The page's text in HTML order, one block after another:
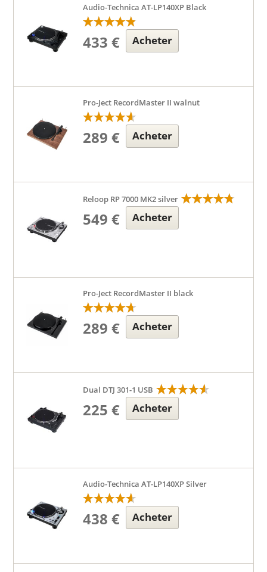
Audio-Technica AT-LP140XP Black
433 € Acheter
Pro-Ject RecordMaster II walnut
289 € Acheter
Reloop RP 7000 MK2 silver
549 € Acheter
Pro-Ject RecordMaster II black
289 € Acheter
Dual DTJ 301-1 USB
225 € Acheter
Audio-Technica AT-LP140XP Silver
438 € Acheter